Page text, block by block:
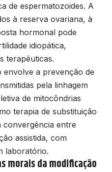
de espermatozoides. A
à reserva ovariana, à
hormonal pode
idiopática,
terapêuticas.
a prevenção de
pela linhagem
de mitocôndrias
terapia de substituição
convergência entre
assistida, com
laboratório.
morais da modificação